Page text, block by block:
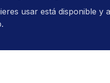
usar está disponible y